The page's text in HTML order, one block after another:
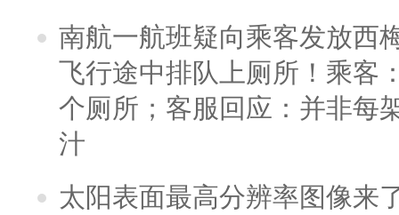
南航一航班疑向乘客发放西
飞行途中排队上厕所！乘客
个厕所；客服回应：并非每
汁
太阳表面最高分辨率图像来